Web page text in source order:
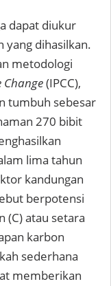
dapat diukur
yang dihasilkan.
metodologi
(IPCC),
tumbuh sebesar
270 bibit
lima tahun
kandungan
berpotensi
(C) atau setara
karbon
sederhana
memberikan